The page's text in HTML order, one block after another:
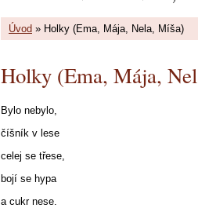
Úvod » Holky (Ema, Mája, Nela, Míša)
Holky (Ema, Mája,
Bylo nebylo,
číšník v lese
celej se třese,
bojí se hypa
a cukr nese.